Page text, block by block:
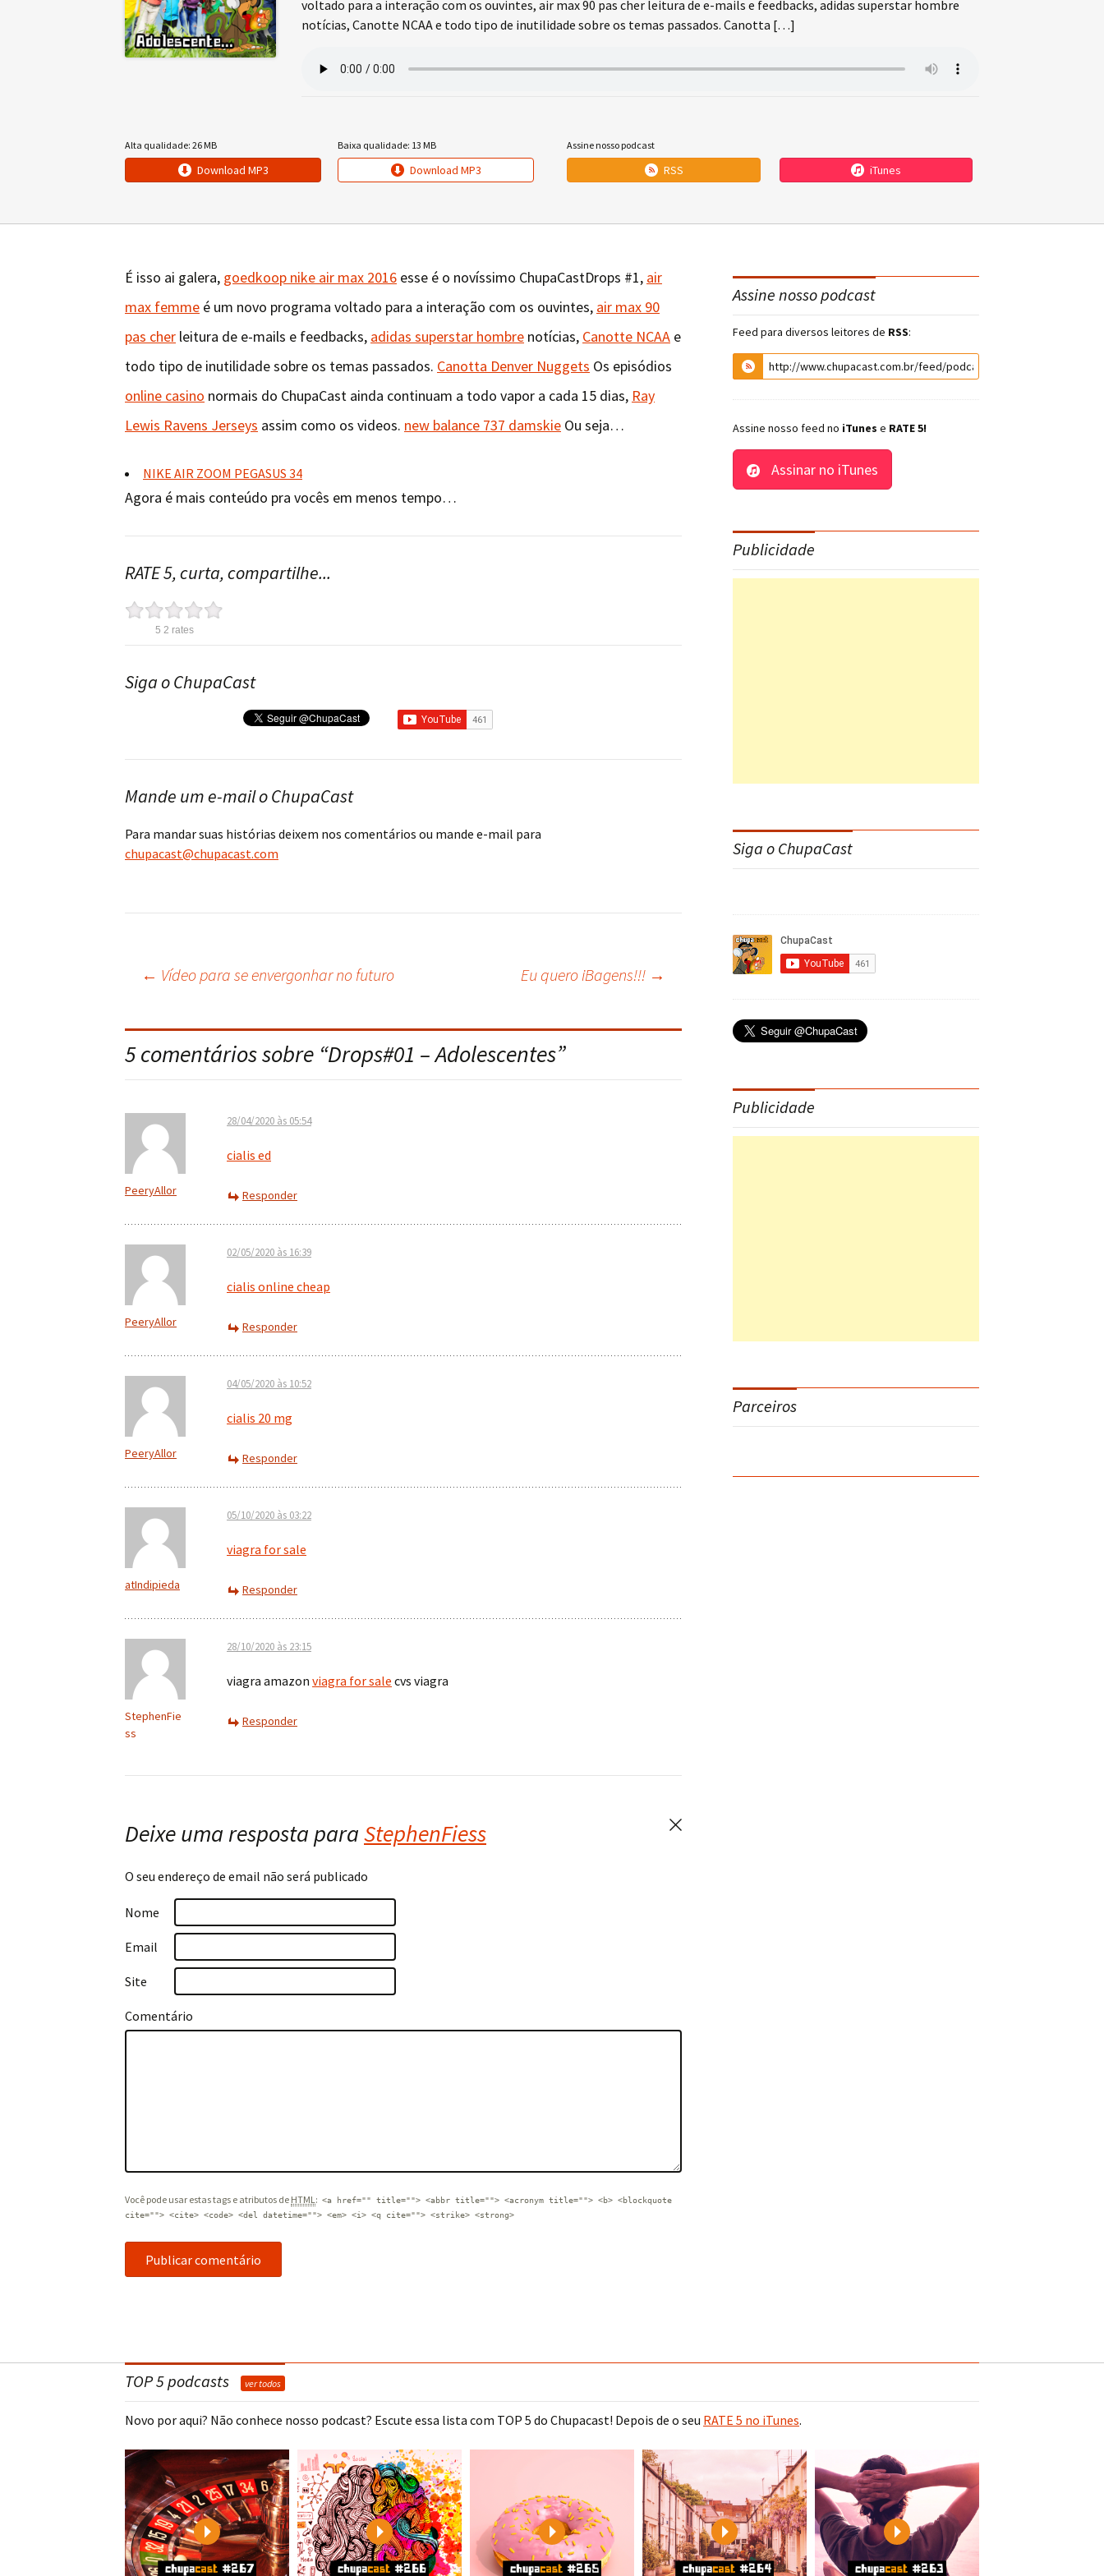
voltado para a interação com os ouvintes, air max 90 pas cher leitura de e-mails e feedbacks, adidas superstar hombre
notícias, Canotte NCAA e todo tipo de inutilidade sobre os temas passados. Canotta […]
Alta qualidade: 26 MB
Download MP3
Baixa qualidade: 13 MB
Download MP3
Assine nosso podcast
RSS iTunes
É isso ai galera, goedkoop nike air max 2016 esse é o novíssimo ChupaCastDrops #1, air
max femme é um novo programa voltado para a interação com os ouvintes, air max 90
pas cher leitura de e-mails e feedbacks, adidas superstar hombre notícias, Canotte NCAA e
todo tipo de inutilidade sobre os temas passados. Canotta Denver Nuggets Os episódios
online casino normais do ChupaCast ainda continuam a todo vapor a cada 15 dias, Ray
Lewis Ravens Jerseys assim como os videos. new balance 737 damskie Ou seja…
NIKE AIR ZOOM PEGASUS 34
Agora é mais conteúdo pra vocês em menos tempo…
RATE 5, curta, compartilhe...
5 2 rates
Siga o ChupaCast
Mande um e-mail o ChupaCast
Para mandar suas histórias deixem nos comentários ou mande e-mail para
chupacast@chupacast.com
Navegação
do
post
← Vídeo para se envergonhar no futuro Eu quero iBagens!!! →
5 comentários sobre “Drops#01 – Adolescentes”
PeeryAllor
28/04/2020 às 05:54
cialis ed
Responder
PeeryAllor
02/05/2020 às 16:39
cialis online cheap
Responder
PeeryAllor
04/05/2020 às 10:52
cialis 20 mg
Responder
atIndipieda
05/10/2020 às 03:22
viagra for sale
Responder
StephenFie
ss
28/10/2020 às 23:15
viagra amazon viagra for sale cvs viagra
Responder
Deixe uma resposta paraStephenFiess
O seu endereço de email não será publicado
Nome
Email
Site
Comentário
Você pode usar estas tags e atributos de HTML: <a href="" title=""> <abbr title=""> <acronym title=""> <b> <blockquote
cite=""> <cite> <code> <del datetime=""> <em> <i> <q cite=""> <strike> <strong>
Assine nosso podcast
Feed para diversos leitores de RSS:
Assine nosso feed no iTunes e RATE 5!
Assinar no iTunes
Publicidade
Siga o ChupaCast
Publicidade
Parceiros
TOP 5 podcasts ver todos
Novo por aqui? Não conhece nosso podcast? Escute essa lista com TOP 5 do Chupacast! Depois de o seu RATE 5 no iTunes.
Play Play Play Play Play